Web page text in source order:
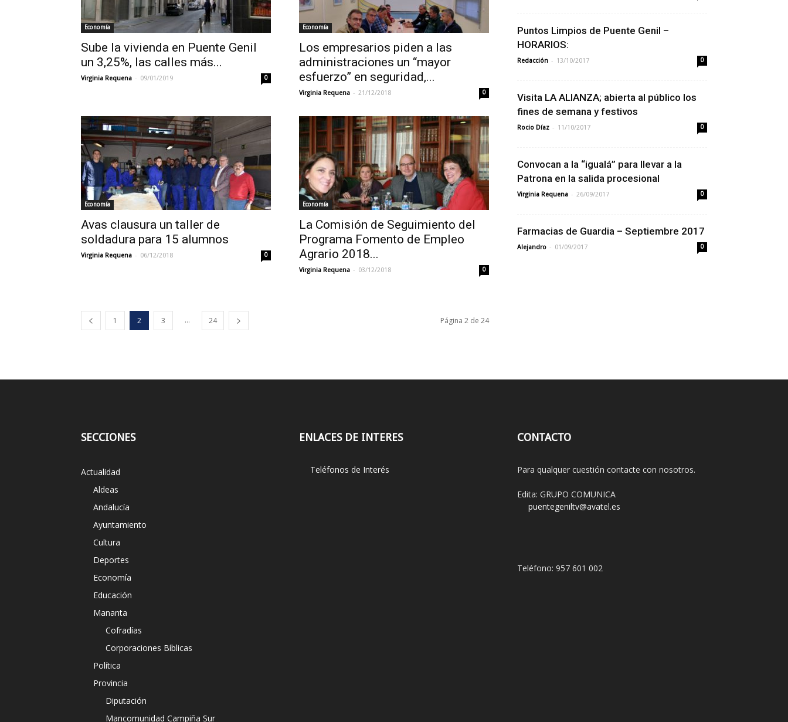
Economía
Sube la vivienda en Puente Genil
un 3,25%, las calles más...
Virginia Requena - 09/01/2019 0
Economía
Los empresarios piden a las
administraciones un “mayor
esfuerzo” en seguridad,...
Virginia Requena - 21/12/2018 0
Economía
Avas clausura un taller de
soldadura para 15 alumnos
Virginia Requena - 06/12/2018 0
Economía
La Comisión de Seguimiento del
Programa Fomento de Empleo
Agrario 2018...
Virginia Requena - 03/12/2018 0
1 2 3 ... 24 Página 2 de 24
Puntos Limpios de Puente Genil –
HORARIOS:
Redacción - 13/10/2017 0
Visita LA ALIANZA; abierta al público los
fines de semana y festivos
Rocio Díaz - 11/10/2017 0
Convocan a la “igualá” para llevar a la
Patrona en la salida procesional
Virginia Requena - 26/09/2017 0
Farmacias de Guardia – Septiembre 2017
Alejandro - 01/09/2017 0
SECCIONES
Actualidad
Aldeas
Andalucía
Ayuntamiento
Cultura
Deportes
Economía
Educación
Mananta
Cofradías
Corporaciones Bíblicas
Política
Provincia
Diputación
Mancomunidad Campiña Sur
ENLACES DE INTERES
Teléfonos de Interés
CONTACTO
Para qualquer cuestión contacte con nosotros.
Edita: GRUPO COMUNICA
puentegeniltv@avatel.es
Teléfono: 957 601 002